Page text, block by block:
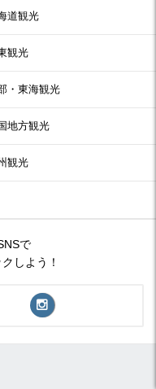
道観光
観光
・東海観光
地方観光
観光
で
しよう！